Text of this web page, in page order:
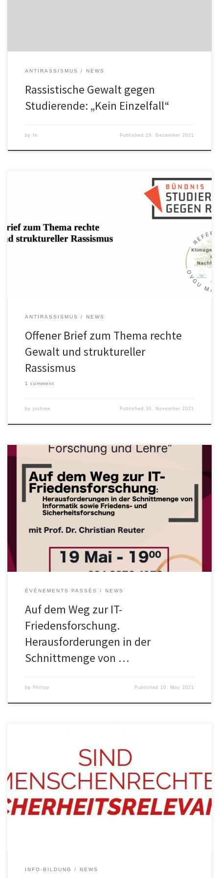
ANTIRASSISMUS NEWS
Rassistische Gewalt gegen
Studierende: „Kein Einzelfall“
by fe Published 19. December 2021
Sehr geehrtes Rektorat der Otto-von-Guericke-Universität
Magdeburg, wiederholt kommt es in Magdeburg zu rassistischen
Gewalttaten und Diskriminierungen, auch gegenüber
Studierenden der OVGU. So auch wieder geschehen zu Beginn
dieses Semesters: Ein Studierender im 1.Semester, der sich im
Referat für Klimagerechtigkeit engagieren wollte, wurde auf dem
ANTIRASSISMUS NEWS
Offener Brief zum Thema rechte
Gewalt und struktureller
Rassismus
1 comment
by joshiee Published30. November 2021
Der nächste Vortrag der Veranstaltungsreihe “Verantwortung in
Forschung und Lehre” widmet sich dem spannenden
Themenbereich von Friedensforschung in der IT und den
Naturwissenschaften. Prof. Dr. Christian Reuter ist Lehrstuhlinhaber
für Wissenschaft und Technik für Frieden und Sicherheit (PEASEC)
im Fachbereich Informatik and der TU Darmstadt und verbindet
ÉVÉNEMENTS PASSÉS NEWS
Auf dem Weg zur IT-
Friedensforschung.
Herausforderungen in der
Schnittmenge von …
by Philipp Published 10. May 2021
Knapp drei Monate nach der Veröffentlichung der FRONTEX FILES
hat sich die öffentliche Empörung über die Teilnahme von OVGU-
Mitarbeiter:innen an einer Konferenz der europäischen
Grenzschutzagentur Frontex wieder weitestgehend gelichtet. Die
OVGU hat diesbezüglich eine Pressemitteilung zu „Ethik in
Sicherheitsrelevanter Forschung“ veröffentlicht. Außerdem wurde
von den Studierenden der OVGU eine „AG-Ethik“ […]
INFO-BILDUNG NEWS